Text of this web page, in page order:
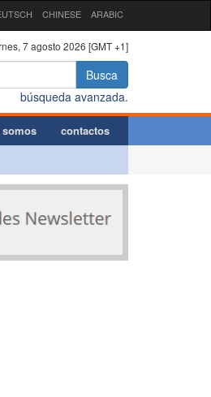
CHINESE ARABIC
7 agosto 2026 [GMT +1]
Busca
búsqueda avanzada.
contactos